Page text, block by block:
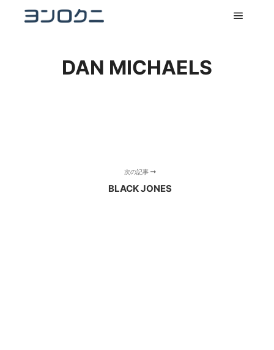
DAN MICHAELS
次の記事
BLACK JONES